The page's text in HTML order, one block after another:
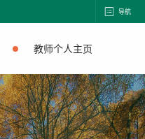
导航
教师个人主页